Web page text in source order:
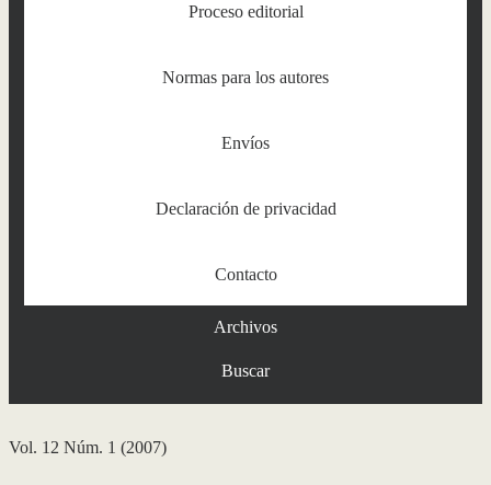
Proceso editorial
Normas para los autores
Envíos
Declaración de privacidad
Contacto
Archivos
Buscar
Vol. 12 Núm. 1 (2007)